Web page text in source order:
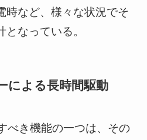
時など、様々な状況でそ
なっている。
による長時間駆動
べき機能の一つは、その